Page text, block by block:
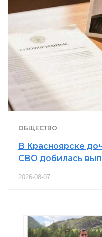
ОБЩЕСТВО
В Красноярске
СВО добилась
2026-08-07